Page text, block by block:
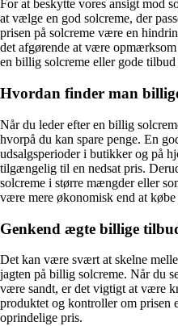
For at beskytte vores ansigt mod
at vælge en god solcreme, der
prisen på solcreme være en
det afgørende at være
en billig solcreme eller gode tilbud
Hvordan finder man
Når du leder efter en billig
hvorpå du kan spare penge. En
udsalgsperioder i butikker og på
tilgængelig til en nedsat pris.
solcreme i større mængder eller
være mere økonomisk end at købe
Genkend ægte billige
Det kan være svært at skelne
jagten på billig solcreme. Når du
være sandt, er det vigtigt at være
produktet og kontroller om prisen
oprindelige pris.